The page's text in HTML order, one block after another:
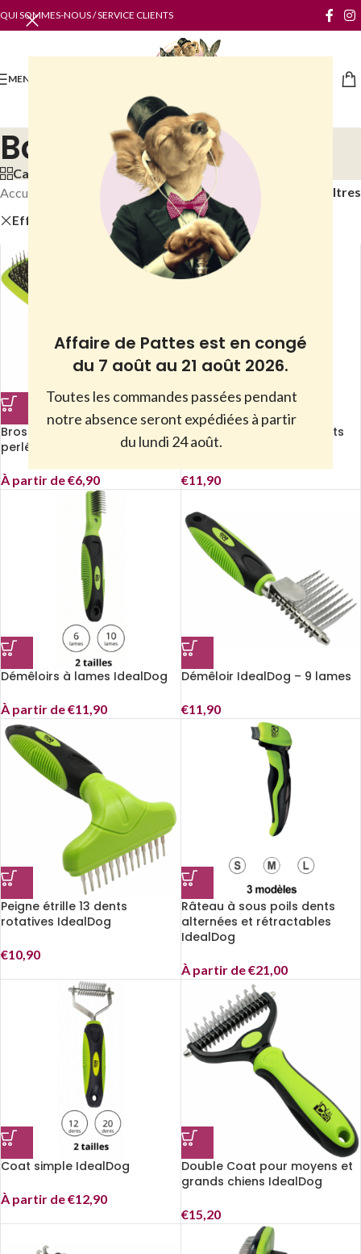
Affaire de Pattes est en congé
du 7 août au 21 août 2026.
Toutes les commandes passées pendant
notre absence seront expédiées à partir
du lundi 24 août.
QUI SOMMES-NOUS / SERVICE CLIENTS
MENU
Boutique
Categories
Accueil
Filtres
Effacer IdealDog
Brosse pneumatique à picots
perlés IdealDog
À partir de€6,90
Brosse pneumatique picots
perlés 19 cm IdealDog
€11,90
Démêloirs à lames IdealDog
À partir de€11,90
Démêloir IdealDog – 9 lames
€11,90
Peigne étrille 13 dents
rotatives IdealDog
€10,90
Râteau à sous poils dents
alternées et rétractables
IdealDog
À partir de€21,00
Coat simple IdealDog
À partir de€12,90
Double Coat pour moyens et
grands chiens IdealDog
€15,20